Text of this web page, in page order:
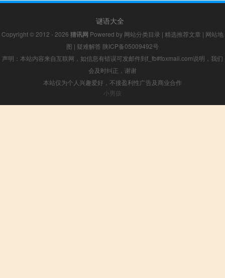
谜语大全
Copyright © 2012 - 2026 猜讯网 Powered by 网站分类目录 | 精选推荐文章 | 网站地
图 | 疑难解答 陕ICP备05009492号
声明：本站内容来自互联网，如信息有错误可发邮件到f_fb#foxmail.com说明，我们
会及时纠正，谢谢
本站仅为个人兴趣爱好，不接盈利性广告及商业合作
小男孩